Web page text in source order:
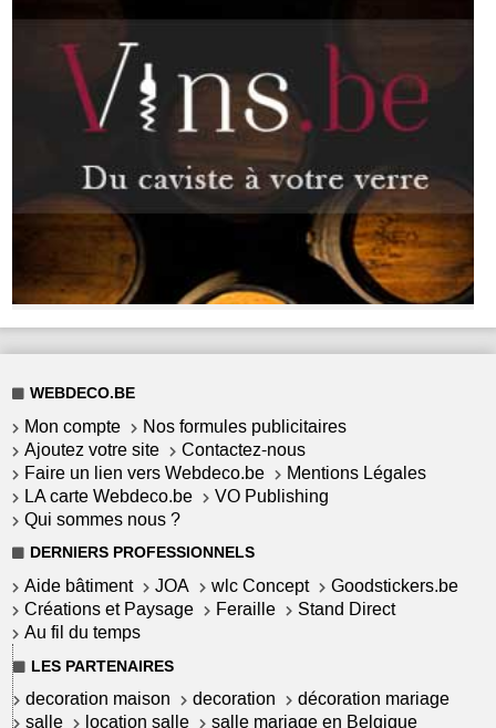
WEBDECO.BE
Mon compte
Nos formules publicitaires
Ajoutez votre site
Contactez-nous
Faire un lien vers Webdeco.be
Mentions Légales
LA carte Webdeco.be
VO Publishing
Qui sommes nous ?
DERNIERS PROFESSIONNELS
Aide bâtiment JOA wlc Concept
Goodstickers.be
Créations et Paysage
Feraille
Stand Direct
Au fil du temps
LES PARTENAIRES
decoration maison decoration
décoration mariage
salle
location salle salle mariage en Belgique